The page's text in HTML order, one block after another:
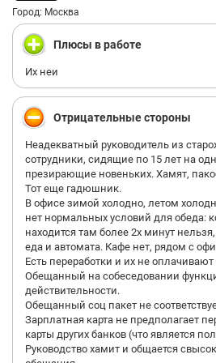
Город: Москва
Плюсы в работе
Их неи
Отрицательные стороны
Неадекватный руководитель из
сотрудники, сидящие по 15 лет на
презирающие новеньких. Хамят,
Тот еще гадюшник.
В офисе зимой холодно, летом
нет нормальных условий для обеда:
находится там более 2х минут
еда и автомата. Кафе нет, рядом с
Есть переработки и их не
Обещанный на собеседовании
действительности.
Обещанный соц пакет не
Зарплатная карта не предполагает
карты других банков (что является
Руководство хамит и общается